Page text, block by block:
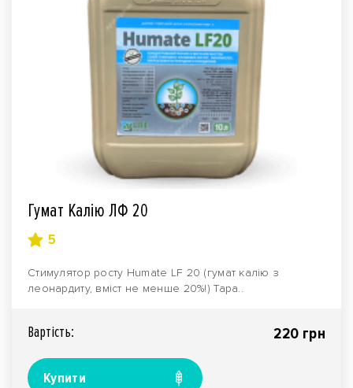
Гумат Калію ЛФ 20
5
Стимулятор росту Humate LF 20 (гумат калію з
леонардиту, вміст не менше 20%!) Тара..
Вартiсть: 220 грн
Купити